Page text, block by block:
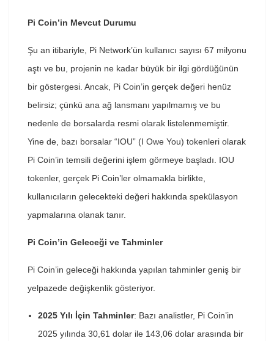
Pi Coin’in Mevcut Durumu
Şu an itibariyle, Pi Network’ün kullanıcı sayısı 67 milyonu
aştı ve bu, projenin ne kadar büyük bir ilgi gördüğünün
bir göstergesi. Ancak, Pi Coin’in gerçek değeri henüz
belirsiz; çünkü ana ağ lansmanı yapılmamış ve bu
nedenle de borsalarda resmi olarak listelenmemiştir.
Yine de, bazı borsalar “IOU” (I Owe You) tokenleri olarak
Pi Coin’in temsili değerini işlem görmeye başladı. IOU
tokenler, gerçek Pi Coin’ler olmamakla birlikte,
kullanıcıların gelecekteki değeri hakkında spekülasyon
yapmalarına olanak tanır.
Pi Coin’in Geleceği ve Tahminler
Pi Coin’in geleceği hakkında yapılan tahminler geniş bir
yelpazede değişkenlik gösteriyor.
2025 Yılı İçin Tahminler: Bazı analistler, Pi Coin’in
2025 yılında 30,61 dolar ile 143,06 dolar arasında bir